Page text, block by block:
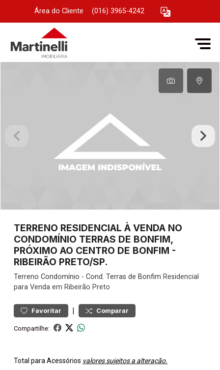
Área do Cliente (016) 3965-4242
TERRENO RESIDENCIAL À VENDA NO
CONDOMÍNIO TERRAS DE BONFIM,
PRÓXIMO AO CENTRO DE BONFIM -
RIBEIRÃO PRETO/SP.
Terreno Condomínio - Cond. Terras de Bonfim Residencial
para Venda em Ribeirão Preto
Favoritar | Comparar
Compartilhe:
Total para Acessórios valores sujeitos a alteração.